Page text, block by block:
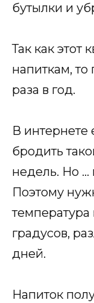
бутылки и
Так как этот
напиткам,
раза в год.
В интернете
бродить
недель. Но …
Поэтому
градусов,
дней.
Напиток